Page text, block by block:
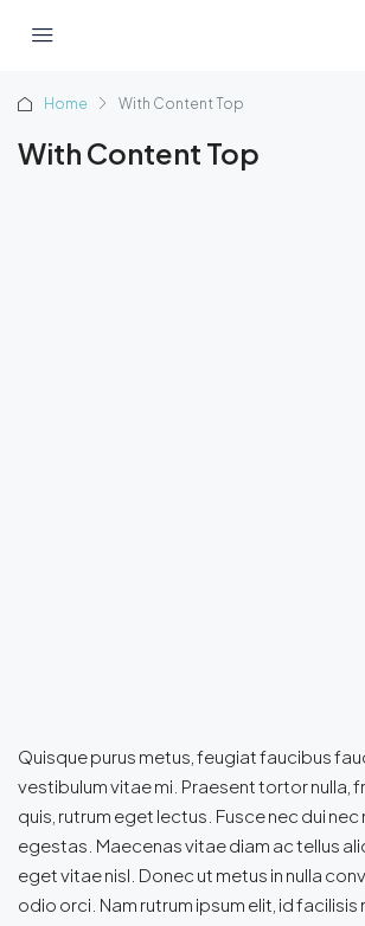
Home With Content Top
With Content Top
Quisque purus metus, feugiat faucibus
vestibulum vitae mi. Praesent tortor nulla,
quis, rutrum eget lectus. Fusce nec dui
egestas. Maecenas vitae diam ac tellus
eget vitae nisl. Donec ut metus in nulla
odio orci. Nam rutrum ipsum elit, id facilisis